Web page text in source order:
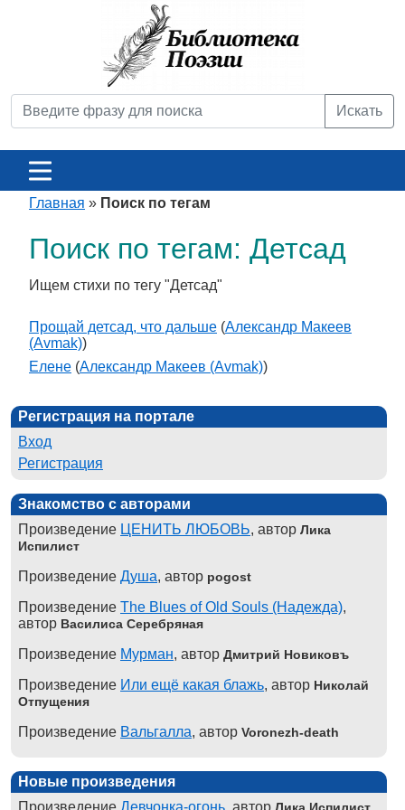
Искать
Главная » Поиск по тегам
Поиск по тегам: Детсад
Ищем стихи по тегу "Детсад"
Прощай детсад, что дальше (Александр Макеев
(Avmak))
Елене (Александр Макеев (Avmak))
Регистрация на портале
Вход
Регистрация
Знакомство с авторами
Произведение ЦЕНИТЬ ЛЮБОВЬ, автор Лика
Испилист
Произведение Душа, автор pogost
Произведение The Blues of Old Souls (Надежда),
автор Василиса Серебряная
Произведение Мурман, автор Дмитрий Новиковъ
Произведение Или ещё какая блажь, автор Николай
Отпущения
Произведение Вальгалла, автор Voronezh-death
Новые произведения
Произведение Девчонка-огонь , автор